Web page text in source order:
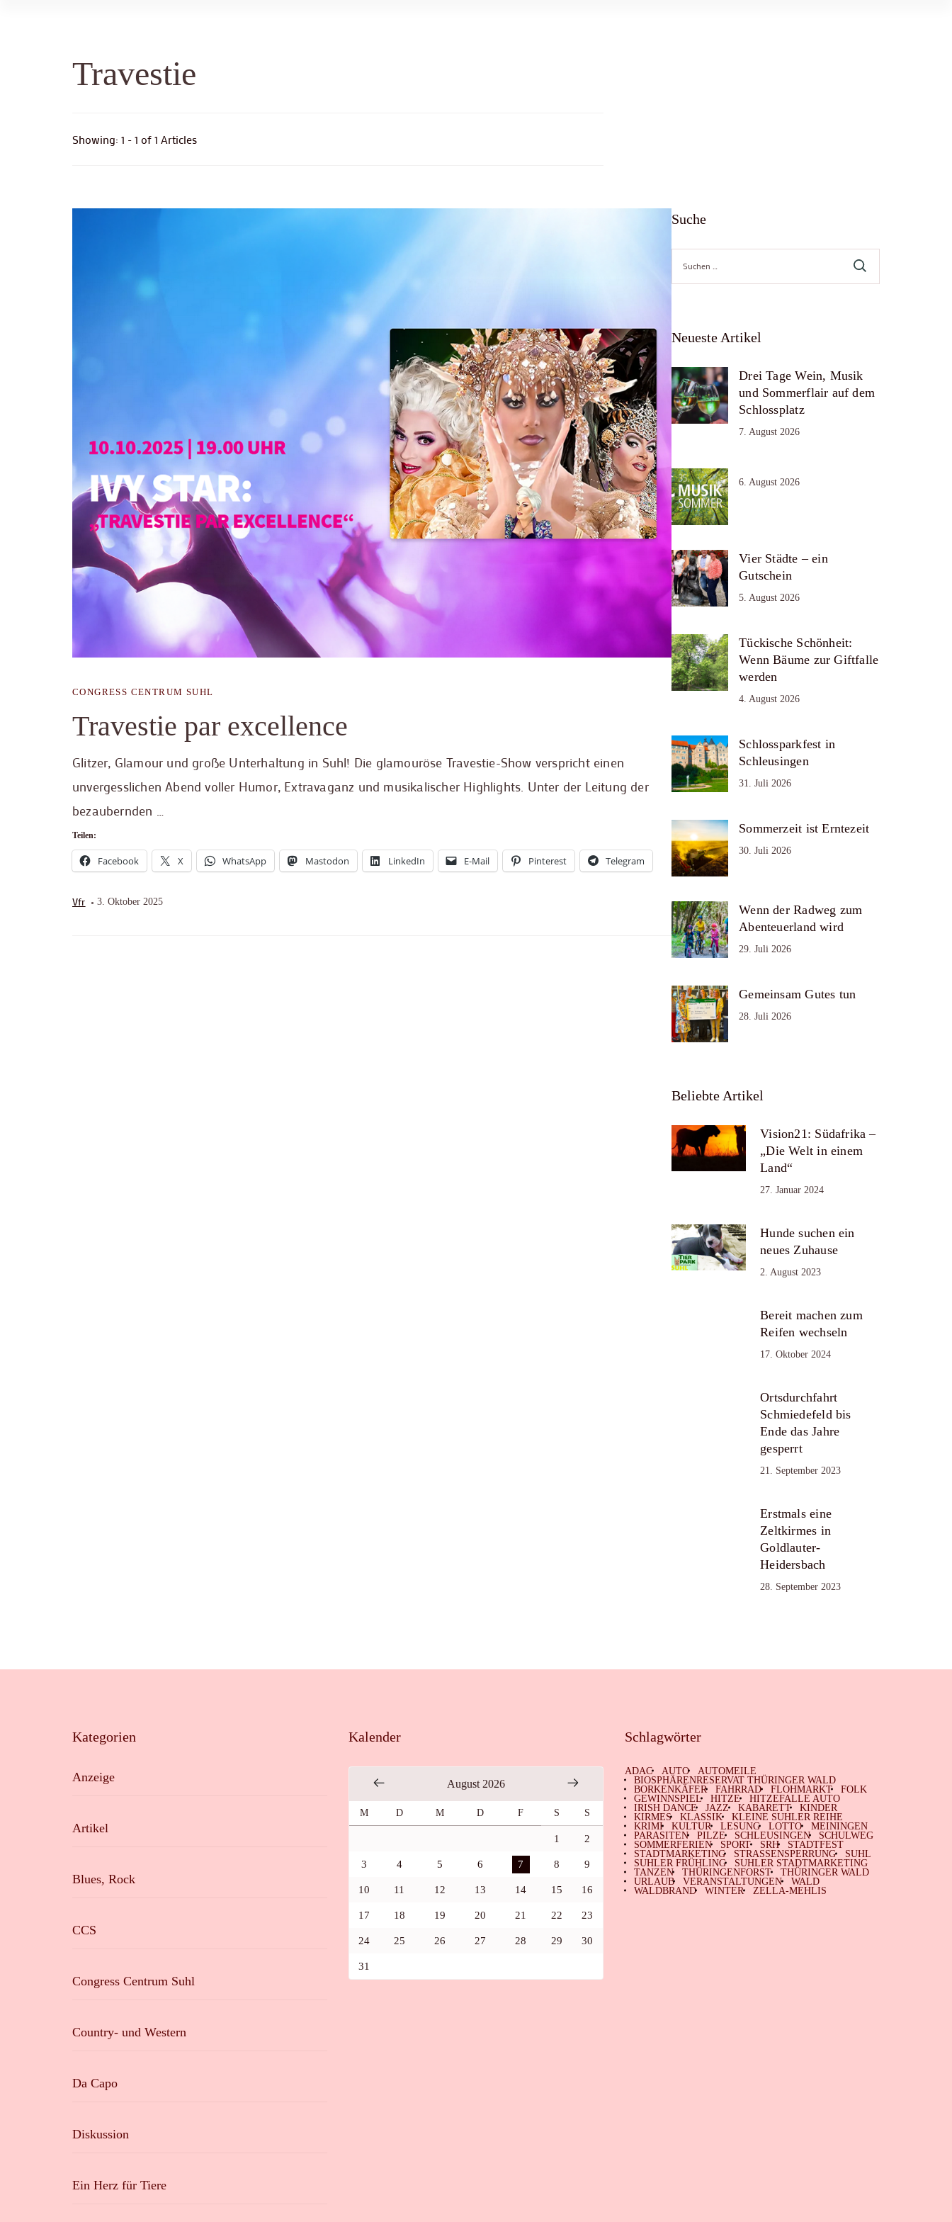
Travestie
Showing: 1 - 1 of 1 Articles
CONGRESS CENTRUM SUHL
Travestie par excellence
Glitzer, Glamour und große Unterhaltung in Suhl! Die glamouröse Travestie-Show verspricht einen
unvergesslichen Abend voller Humor, Extravaganz und musikalischer Highlights. Unter der Leitung der
bezaubernden …
Teilen:
Facebook X WhatsApp Mastodon LinkedIn E-Mail Pinterest Telegram
Vfr 3. Oktober 2025
Suche
Suche
nach:
Neueste Artikel
Drei Tage Wein, Musik
und Sommerflair auf dem
Schlossplatz
7. August 2026
6. August 2026
Vier Städte – ein
Gutschein
5. August 2026
Tückische Schönheit:
Wenn Bäume zur Giftfalle
werden
4. August 2026
Schlossparkfest in
Schleusingen
31. Juli 2026
Sommerzeit ist Erntezeit
30. Juli 2026
Wenn der Radweg zum
Abenteuerland wird
29. Juli 2026
Gemeinsam Gutes tun
28. Juli 2026
Beliebte Artikel
Vision21: Südafrika –
„Die Welt in einem
Land“
27. Januar 2024
Hunde suchen ein
neues Zuhause
2. August 2023
Bereit machen zum
Reifen wechseln
17. Oktober 2024
Ortsdurchfahrt
Schmiedefeld bis
Ende das Jahre
gesperrt
21. September 2023
Erstmals eine
Zeltkirmes in
Goldlauter-
Heidersbach
28. September 2023
Kategorien
Anzeige
Artikel
Blues, Rock
CCS
Congress Centrum Suhl
Country- und Western
Da Capo
Diskussion
Ein Herz für Tiere
Kalender
August 2026
M D M D F S S
1 2
3 4 5 6 7 8 9
10 11 12 13 14 15 16
17 18 19 20 21 22 23
24 25 26 27 28 29 30
31
Schlagwörter
ADAC AUTO
AUTOMEILE
BIOSPHÄRENRESERVAT THÜRINGER WALD
BORKENKÄFER
FAHRRAD FLOHMARKT
FOLK
GEWINNSPIEL
HITZE
HITZEFALLE AUTO
IRISH DANCE
JAZZ KABARETT
KINDER
KIRMES
KLASSIK
KLEINE SUHLER REIHE
KRIMI
KULTUR LESUNG LOTTO
MEININGEN
PARASITEN
PILZE SCHLEUSINGEN
SCHULWEG
SOMMERFERIEN
SPORT SRH
STADTFEST
STADTMARKETING
STRASSENSPERRUNG
SUHL
SUHLER FRÜHLING
SUHLER STADTMARKETING
TANZEN
THÜRINGENFORST
THÜRINGER WALD
URLAUB
VERANSTALTUNGEN
WALD
WALDBRAND
WINTER ZELLA-MEHLIS